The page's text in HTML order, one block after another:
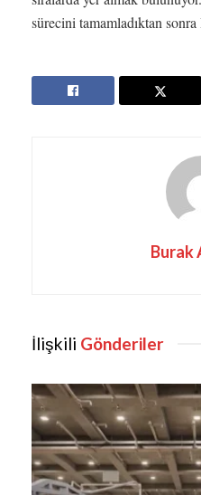
sürecini tamamladıktan
Burak
İlişkili Gönderiler